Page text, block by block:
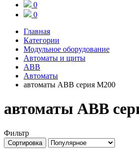
0
0
Главная
Категории
Модульное оборудование
Автоматы и щиты
ABB
Автоматы
автоматы ABB серия M200
автоматы ABB
Фильтр
Сортировка